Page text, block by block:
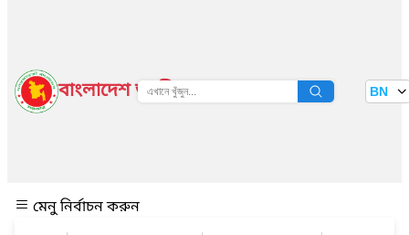
বাংলাদেশ জাতীয় তথ্য বাতায়ন BN
মেনু নির্বাচন করুন